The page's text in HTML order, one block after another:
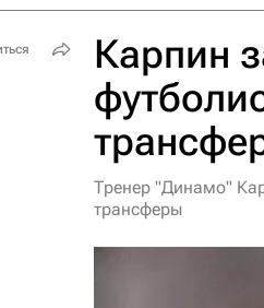
Карпин
Тренер "Динамо"
трансферы